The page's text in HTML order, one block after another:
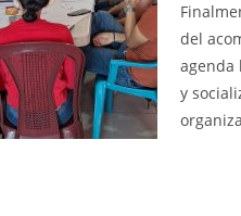
del
agenda
y